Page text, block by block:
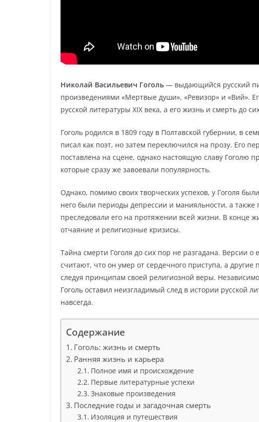
Николай Васильевич Гоголь — выдающийся русский
произведениями «Мертвые души», «Ревизор» и «Вий».
русской литературы XIX века, а его жизнь и смерть до
Гоголь родился в 1809 году в Полтавской губернии, в
писал как поэт, но затем переключился на прозу. Его
поставлена на сцене, однако настоящую славу Гоголю
которые сразу же завоевали популярность.
Однако, помимо своих творческих успехов, у Гоголя
него были периоды депрессии и манияльности, а также
преследовали его на протяжении всей жизни. В конце
отчаяние и религиозные кризисы.
Тайна смерти Гоголя до сих пор не разгадана. Версии
считают, что он умер от сердечного приступа, а другие
следуя принципам своей религиозной веры.
Гоголь оставил неизгладимый след в истории русской
навсегда.
Содержание
Гоголь: жизнь и смерть
Ранняя жизнь и карьера
Полное имя и происхождение
Первые литературные успехи
Знаковые произведения
Последние годы и загадочная смерть
Изоляция и путешествия